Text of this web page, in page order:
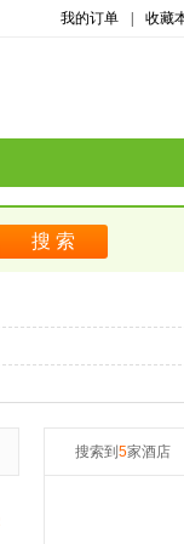
我的订单 收藏
搜索到 5家酒店